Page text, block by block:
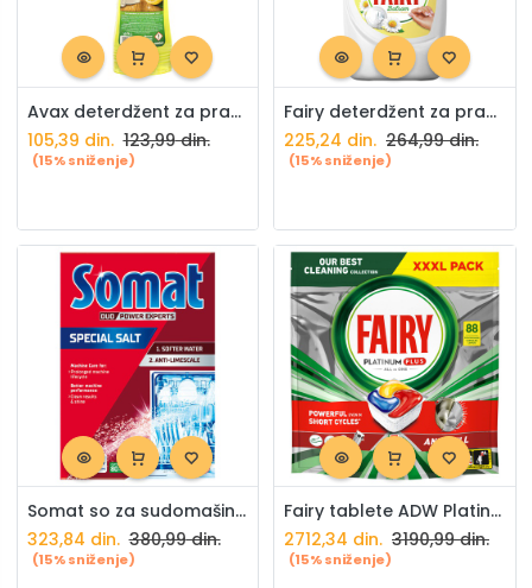
Avax deterdžent za pranje sudova 1l Tehnohemija
105,39 din. 123,99din.
(15% sniženje)
Fairy deterdžent za pranje sudova kamilica 450ml
225,24 din. 264,99din.
(15% sniženje)
Somat so za sudomašinu 1,5kg
323,84 din. 380,99din.
(15% sniženje)
Fairy tablete ADW Platinum 88/1
2712,34 din. 3190,99din.
(15% sniženje)